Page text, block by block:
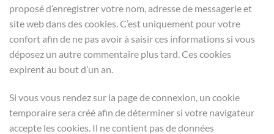
proposé d’enregistrer votre nom, adresse de messagerie et
site web dans des cookies. C’est uniquement pour votre
confort afin de ne pas avoir à saisir ces informations si vous
déposez un autre commentaire plus tard. Ces cookies
expirent au bout d’un an.
Si vous vous rendez sur la page de connexion, un cookie
temporaire sera créé afin de déterminer si votre navigateur
accepte les cookies. Il ne contient pas de données